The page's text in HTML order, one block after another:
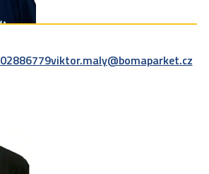
viktor.maly@bomaparket.cz